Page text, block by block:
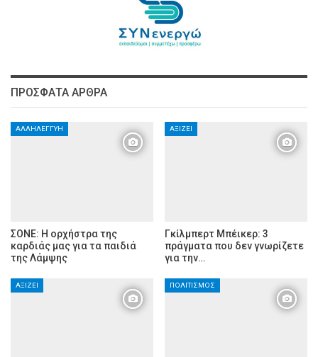
ΠΡΌΣΦΑΤΑ ΆΡΘΡΑ
ΑΛΛΗΛΕΓΓΎΗ
ΣΟΝΕ: Η ορχήστρα της
καρδιάς μας για τα παιδιά
της Λάμψης
ΑΞΊΖΕΙ
Γκίλμπερτ Μπέικερ: 3
πράγματα που δεν γνωρίζετε
για την…
ΑΞΊΖΕΙ ΠΟΛΙΤΙΣΜΌΣ